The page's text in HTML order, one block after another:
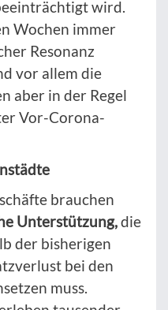
wird.
Wochen immer
Resonanz
vor allem die
aber in der Regel
Vor-Corona-
brauchen
Unterstützung,die
der bisherigen
bei den
muss.